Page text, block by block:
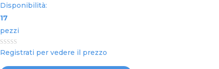
Disponibilità:
17
pezzi
0
o
Registrati per vedere il prezzo